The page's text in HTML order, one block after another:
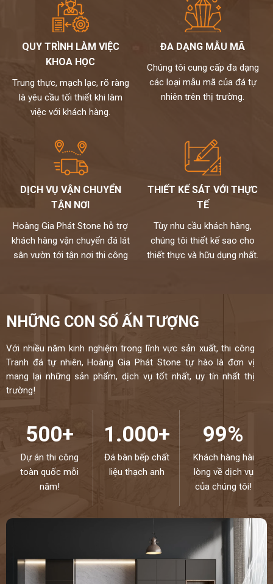
QUY TRÌNH LÀM VIỆC
KHOA HỌC
Trung thực, mạch lạc, rõ ràng
là yêu cầu tối thiết khi làm
việc với khách hàng.
ĐA DẠNG MẪU MÃ
Chúng tôi cung cấp đa dạng
các loại mẫu mã của đá tự
nhiên trên thị trường.
DỊCH VỤ VẬN CHUYỂN
TẬN NƠI
Hoàng Gia Phát Stone hỗ trợ
khách hàng vận chuyển đá lát
sân vườn tới tận nơi thi công
THIẾT KẾ SÁT VỚI THỰC
TẾ
Tùy nhu cầu khách hàng,
chúng tôi thiết kế sao cho
thiết thực và hữu dụng nhất.
NHỮNG CON SỐ ẤN TƯỢNG
Với nhiều năm kinh nghiệm trong lĩnh vực sản xuất, thi công
Tranh đá tự nhiên, Hoàng Gia Phát Stone tự hào là đơn vị
mang lại những sản phẩm, dịch vụ tốt nhất, uy tín nhất thị
trường!
500+
Dự án thi công
toàn quốc mỗi
năm!
1.000+
Đá bàn bếp chất
liệu thạch anh
99%
Khách hàng hài
lòng về dịch vụ
của chúng tôi!